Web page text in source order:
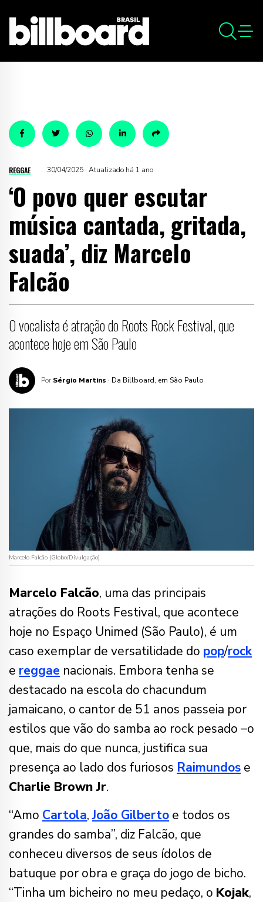
REGGAE 30/04/2025 · Atualizado há 1 ano
‘O povo quer escutar
música cantada, gritada,
suada’, diz Marcelo
Falcão
O vocalista é atração do Roots Rock Festival, que
acontece hoje em São Paulo
Por Sérgio Martins · Da Billboard, em São Paulo
Marcelo Falcão (Globo/Divulgação)
Marcelo Falcão, uma das principais
atrações do Roots Festival, que acontece
hoje no Espaço Unimed (São Paulo), é um
caso exemplar de versatilidade do pop/rock
e reggae nacionais. Embora tenha se
destacado na escola do chacundum
jamaicano, o cantor de 51 anos passeia por
estilos que vão do samba ao rock pesado –o
que, mais do que nunca, justifica sua
presença ao lado dos furiosos Raimundos e
Charlie Brown Jr.
“Amo Cartola,João Gilberto e todos os
grandes do samba”, diz Falcão, que
conheceu diversos de seus ídolos de
batuque por obra e graça do jogo de bicho.
“Tinha um bicheiro no meu pedaço, o Kojak,